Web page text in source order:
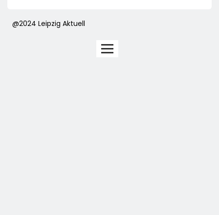
@2024 Leipzig Aktuell